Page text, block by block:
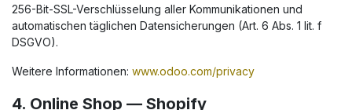
256-Bit-SSL-Verschlüsselung aller Kommunikationen und
automatischen täglichen Datensicherungen (Art. 6 Abs. 1 lit. f
DSGVO).
Weitere Informationen: www.odoo.com/privacy
4. Online Shop — Shopify